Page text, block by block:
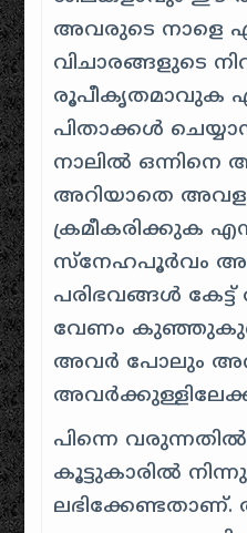
അവരുടെ നാളെ
വിചാരങ്ങളുടെ
രൂപീകൃതമാവുക
പിതാക്കൾ
നാലിൽ
അറിയാതെ
ക്രമീകരിക്കുക
സ്നേഹപൂർവം
പരിഭവങ്ങൾ കേട്ട്
വേണം
അവർ പോലും
പിന്നെ വരുന്നതിൽ
കൂട്ടുകാരിൽ